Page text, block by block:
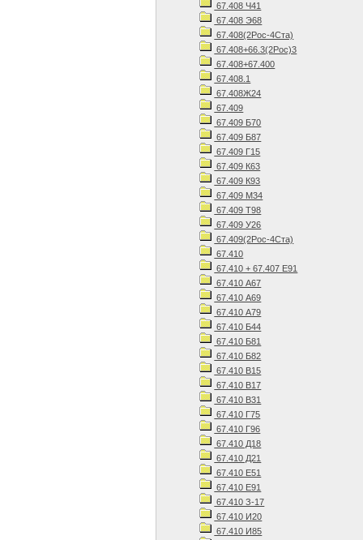
67.408 Ч41
67.408 Э68
67.408(2Рос-4Ста)
67.408+66.3(2Рос)3
67.408+67.400
67.408.1
67.408Ж24
67.409
67.409 Б70
67.409 Б87
67.409 Г15
67.409 К63
67.409 К93
67.409 М34
67.409 Т98
67.409 У26
67.409(2Рос-4Ста)
67.410
67.410 + 67.407 Е91
67.410 А67
67.410 А69
67.410 А79
67.410 Б44
67.410 Б81
67.410 Б82
67.410 В15
67.410 В17
67.410 В31
67.410 Г75
67.410 Г96
67.410 Д18
67.410 Д21
67.410 Е51
67.410 Е91
67.410 З-17
67.410 И20
67.410 И85